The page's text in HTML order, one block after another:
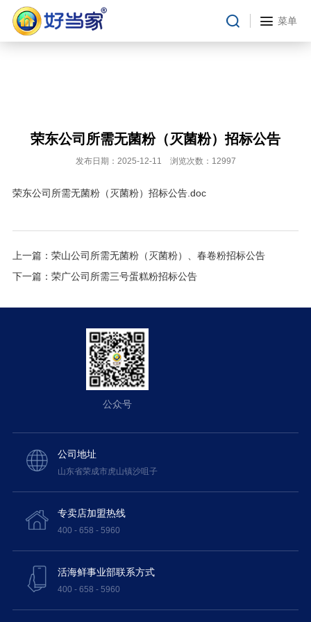
菜单
合作条件
定期报告
财务摘要
荣东公司所需无菌粉（灭菌粉）招标公告
发布日期：2025-12-11 浏览次数：12997
荣东公司所需无菌粉（灭菌粉）招标公告.doc
上一篇： 荣山公司所需无菌粉（灭菌粉）、春卷粉招标公告
下一篇： 荣广公司所需三号蛋糕粉招标公告
公众号
公司地址
山东省荣成市虎山镇沙咀子
专卖店加盟热线
400 - 658 - 5960
活海鲜事业部联系方式
400 - 658 - 5960